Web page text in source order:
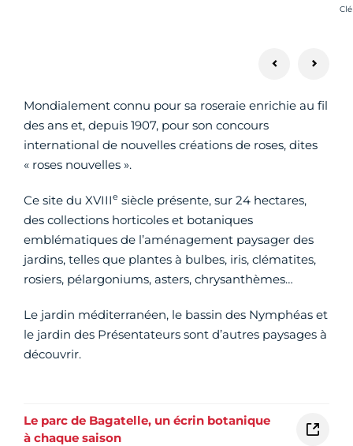
Mondialement connu pour sa roseraie enrichie au fil
des ans et, depuis 1907, pour son concours
international de nouvelles créations de roses, dites
« roses nouvelles ».
Ce site du XVIIIe siècle présente, sur 24 hectares,
des collections horticoles et botaniques
emblématiques de l’aménagement paysager des
jardins, telles que plantes à bulbes, iris, clématites,
rosiers, pélargoniums, asters, chrysanthèmes…
Le jardin méditerranéen, le bassin des Nymphéas et
le jardin des Présentateurs sont d’autres paysages à
découvrir.
Le parc de Bagatelle, un écrin botanique
à chaque saison